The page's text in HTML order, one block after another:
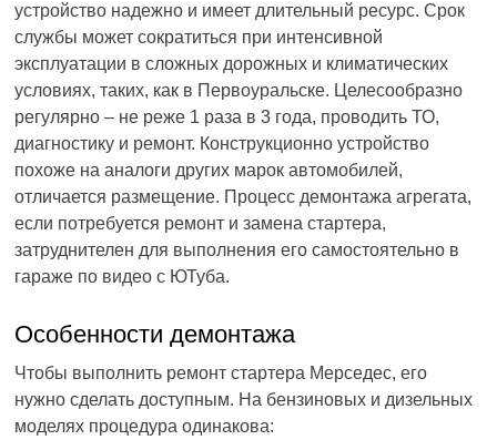
устройство надежно и имеет длительный ресурс. Срок
службы может сократиться при интенсивной
эксплуатации в сложных дорожных и климатических
условиях, таких, как в Первоуральске. Целесообразно
регулярно – не реже 1 раза в 3 года, проводить ТО,
диагностику и ремонт. Конструкционно устройство
похоже на аналоги других марок автомобилей,
отличается размещение. Процесс демонтажа агрегата,
если потребуется ремонт и замена стартера,
затруднителен для выполнения его самостоятельно в
гараже по видео с ЮТуба.
Особенности демонтажа
Чтобы выполнить ремонт стартера Мерседес, его
нужно сделать доступным. На бензиновых и дизельных
моделях процедура одинакова: